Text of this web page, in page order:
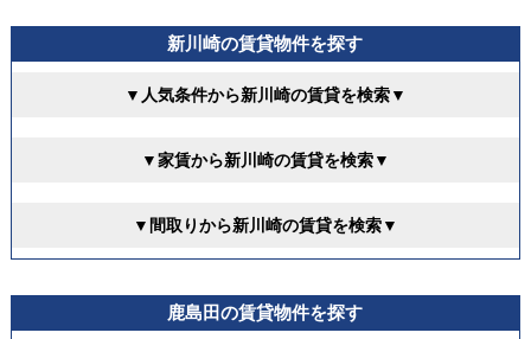
新川崎の賃貸物件を探す
▼人気条件から新川崎の賃貸を検索▼
▼家賃から新川崎の賃貸を検索▼
▼間取りから新川崎の賃貸を検索▼
鹿島田の賃貸物件を探す